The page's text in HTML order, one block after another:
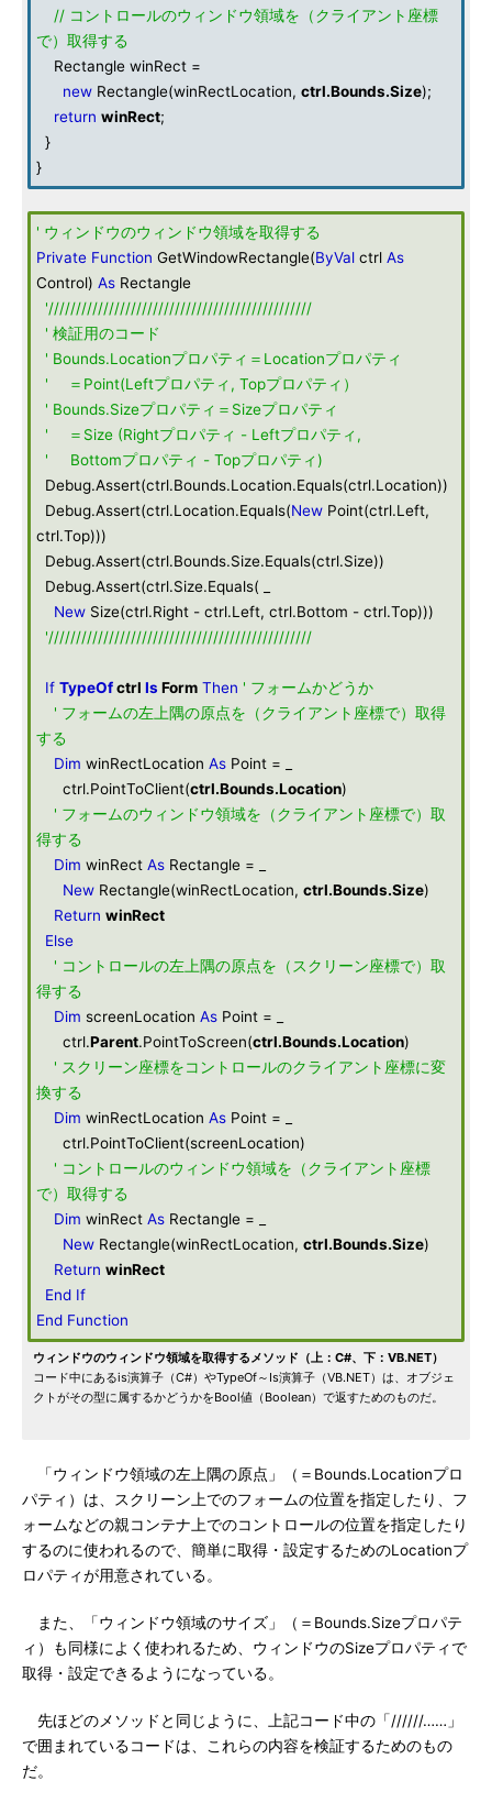
// コントロールのウィンドウ領域を（クライアント座標
で）取得する
Rectangle winRect =
new Rectangle(winRectLocation, ctrl.Bounds.Size);
return winRect;
}
}
' ウィンドウのウィンドウ領域を取得する
Private Function GetWindowRectangle(ByVal ctrl As
Control) As Rectangle
'////////////////////////////////////////////////
' 検証用のコード
' Bounds.Locationプロパティ＝Locationプロパティ
' ＝Point(Leftプロパティ, Topプロパティ）
' Bounds.Sizeプロパティ＝Sizeプロパティ
' ＝Size (Rightプロパティ - Leftプロパティ,
' Bottomプロパティ - Topプロパティ)
Debug.Assert(ctrl.Bounds.Location.Equals(ctrl.Location))
Debug.Assert(ctrl.Location.Equals(New Point(ctrl.Left,
ctrl.Top)))
Debug.Assert(ctrl.Bounds.Size.Equals(ctrl.Size))
Debug.Assert(ctrl.Size.Equals( _
New Size(ctrl.Right - ctrl.Left, ctrl.Bottom - ctrl.Top)))
'////////////////////////////////////////////////
If TypeOfctrl Is Form Then ' フォームかどうか
' フォームの左上隅の原点を（クライアント座標で）取得
する
Dim winRectLocation As Point = _
ctrl.PointToClient(ctrl.Bounds.Location)
' フォームのウィンドウ領域を（クライアント座標で）取
得する
Dim winRect As Rectangle = _
New Rectangle(winRectLocation, ctrl.Bounds.Size)
Return winRect
Else
' コントロールの左上隅の原点を（スクリーン座標で）取
得する
Dim screenLocation As Point = _
ctrl.Parent.PointToScreen(ctrl.Bounds.Location)
' スクリーン座標をコントロールのクライアント座標に変
換する
Dim winRectLocation As Point = _
ctrl.PointToClient(screenLocation)
' コントロールのウィンドウ領域を（クライアント座標
で）取得する
Dim winRect As Rectangle = _
New Rectangle(winRectLocation, ctrl.Bounds.Size)
Return winRect
End If
End Function
ウィンドウのウィンドウ領域を取得するメソッド（上：C#、下：VB.NET）
コード中にあるis演算子（C#）やTypeOf～Is演算子（VB.NET）は、オブジェ
クトがその型に属するかどうかをBool値（Boolean）で返すためのものだ。
「ウィンドウ領域の左上隅の原点」（＝Bounds.Locationプロ
パティ）は、スクリーン上でのフォームの位置を指定したり、フ
ォームなどの親コンテナ上でのコントロールの位置を指定したり
するのに使われるので、簡単に取得・設定するためのLocationプ
ロパティが用意されている。
また、「ウィンドウ領域のサイズ」（＝Bounds.Sizeプロパテ
ィ）も同様によく使われるため、ウィンドウのSizeプロパティで
取得・設定できるようになっている。
先ほどのメソッドと同じように、上記コード中の「//////……」
で囲まれているコードは、これらの内容を検証するためのもの
だ。